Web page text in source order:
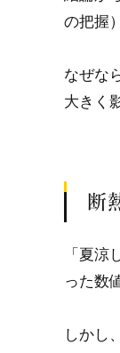
の把握
なぜな
大きく
断
「夏
った数
しかし